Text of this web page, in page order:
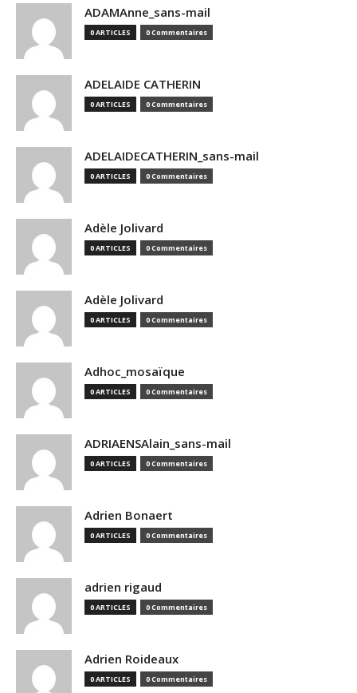
ADAMAnne_sans-mail
0 ARTICLES 0 Commentaires
ADELAIDE CATHERIN
0 ARTICLES 0 Commentaires
ADELAIDECATHERIN_sans-mail
0 ARTICLES 0 Commentaires
Adèle Jolivard
0 ARTICLES 0 Commentaires
Adèle Jolivard
0 ARTICLES 0 Commentaires
Adhoc_mosaïque
0 ARTICLES 0 Commentaires
ADRIAENSAlain_sans-mail
0 ARTICLES 0 Commentaires
Adrien Bonaert
0 ARTICLES 0 Commentaires
adrien rigaud
0 ARTICLES 0 Commentaires
Adrien Roideaux
0 ARTICLES 0 Commentaires